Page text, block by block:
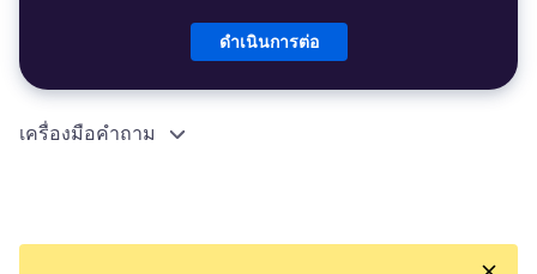
ดำเนินการต่อ
เครื่องมือคำถาม